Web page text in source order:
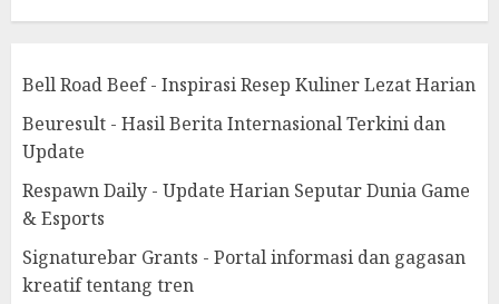
Bell Road Beef - Inspirasi Resep Kuliner Lezat Harian
Beuresult - Hasil Berita Internasional Terkini dan
Update
Respawn Daily - Update Harian Seputar Dunia Game
& Esports
Signaturebar Grants - Portal informasi dan gagasan
kreatif tentang tren